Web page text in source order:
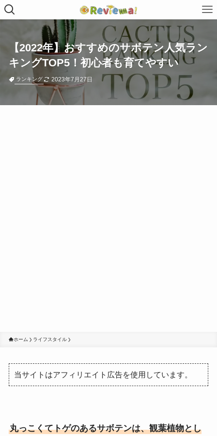
【2022年】おすすめのサボテン人気ラン
キングTOP5！初心者も育てやすい
ランキング 2023年7月27日
ホーム ライフスタイル
当サイトはアフィリエイト広告を使用しています。
丸っこくてトゲのあるサボテンは、観葉植物とし